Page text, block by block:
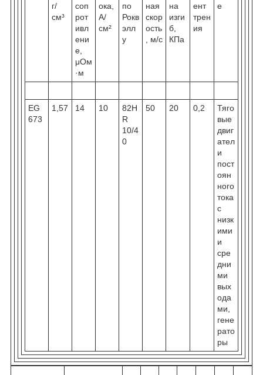
г/
см³
соп
рот
ивл
ени
е,
μОм
·м
ока,
А/
см²
по
Рокв
элл
у
ная
скор
ость
, м/c
на
изги
б,
КПа
ент
трен
ия
е
EG
673
1,57 14 10
82H
R
10/4
0
50 20 0,2
Тяго
вые
двиг
ател
и
пост
оян
ного
тока
с
низк
ими
и
сре
дни
ми
вых
ода
ми,
гене
рато
ры